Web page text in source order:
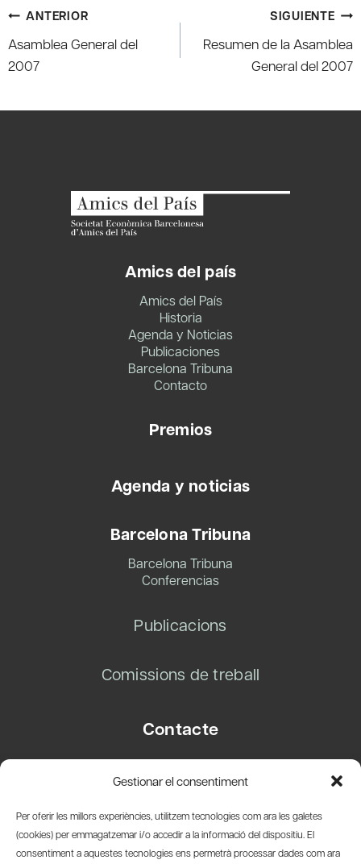
Gestionar el consentiment
Per oferir les millors experiències, utilitzem tecnologies com ara les galetes
(cookies) per emmagatzemar i/o accedir a la informació del dispositiu. El
consentiment a aquestes tecnologies ens permetrà processar dades com ara
Navegación
de
entradas
ANTERIOR
Asamblea General del
2007
SIGUIENTE
Resumen de la Asamblea
General del 2007
Amics del país
Amics del País
Historia
Agenda y Noticias
Publicaciones
Barcelona Tribuna
Contacto
Premios
Agenda y noticias
Barcelona Tribuna
Barcelona Tribuna
Conferencias
Publicacions
Comissions de treball
Contacte
08003 Barcelona
info@amicsdelpais.com